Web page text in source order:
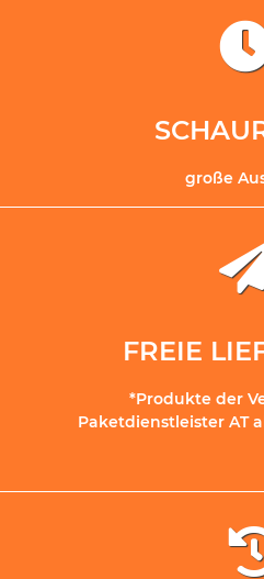
große
FREIE
*Produkte der
Paketdienstleister AT